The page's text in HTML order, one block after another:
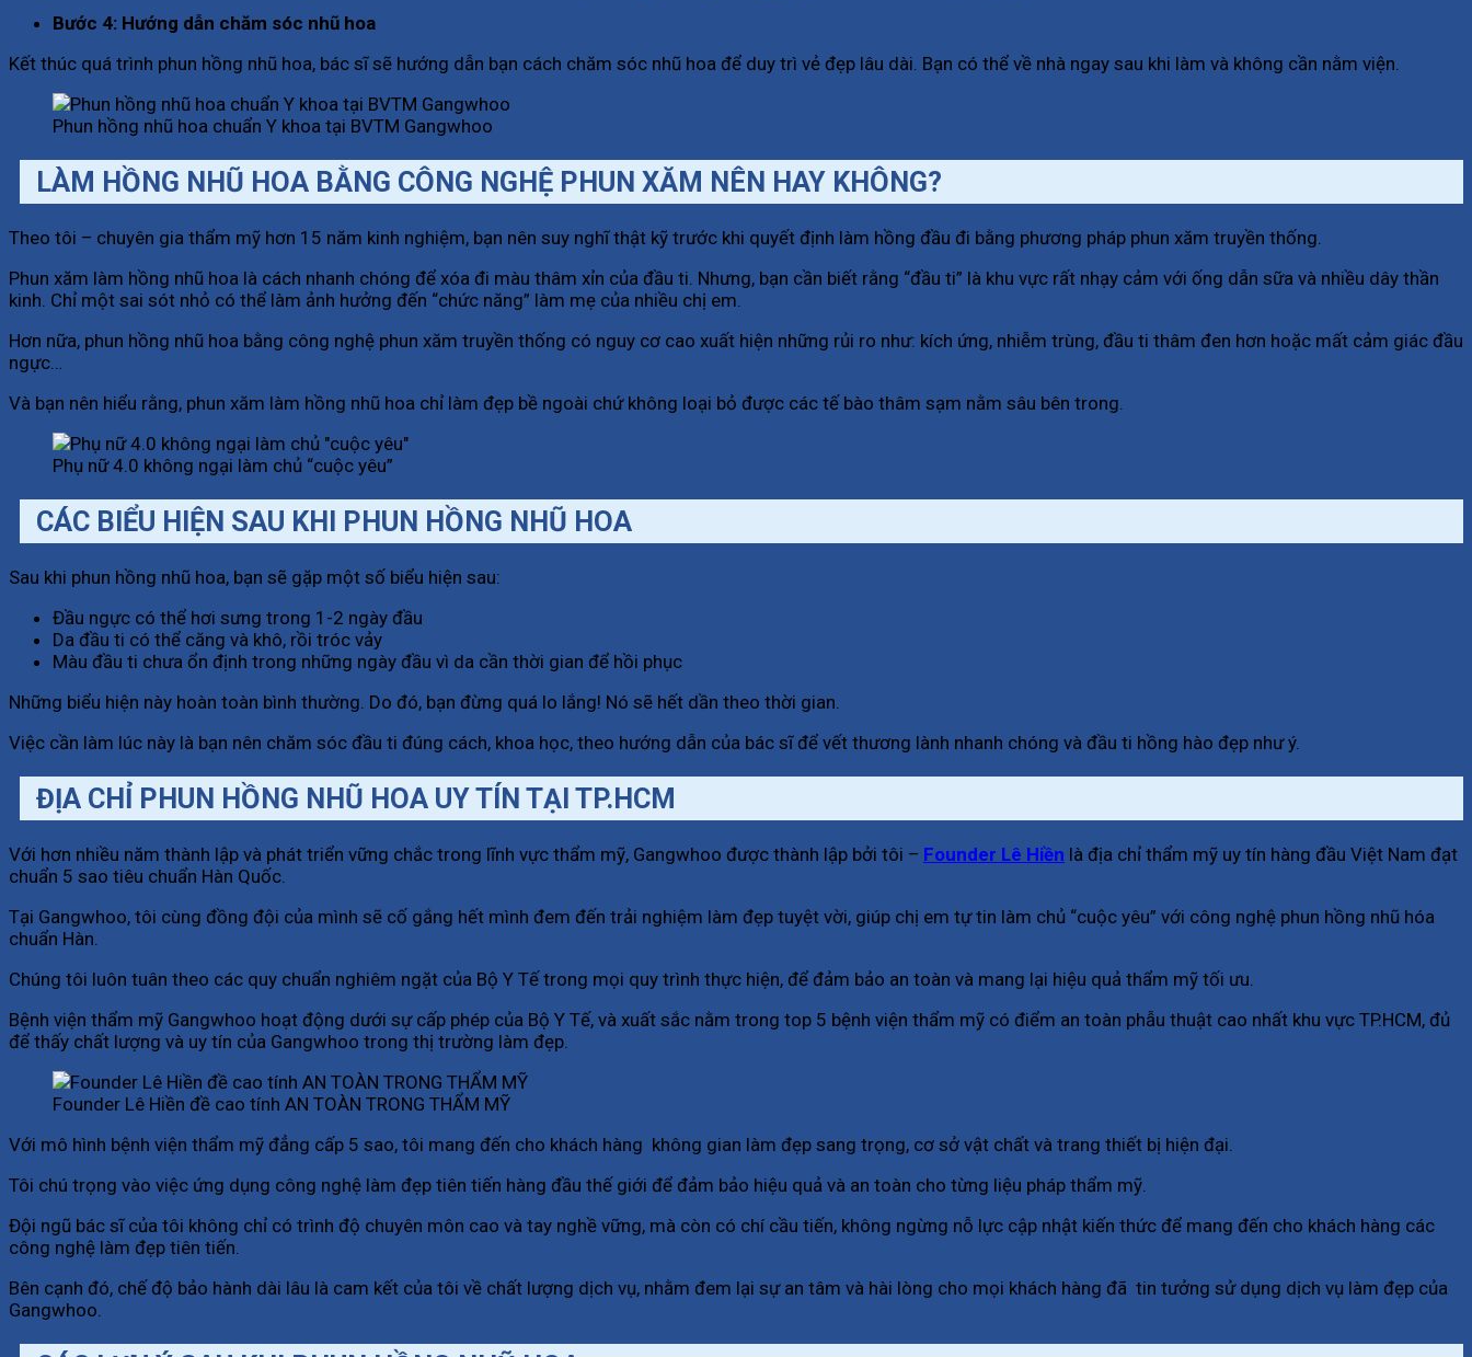
Bước 4: Hướng dẫn chăm sóc nhũ hoa
Kết thúc quá trình phun hồng nhũ hoa, bác sĩ sẽ hướng dẫn bạn cách chăm sóc nhũ hoa để duy trì vẻ đẹp lâu dài. Bạn có thể về nhà ngay sau khi làm và không cần nằm viện.
Phun hồng nhũ hoa chuẩn Y khoa tại BVTM Gangwhoo
LÀM HỒNG NHŨ HOA BẰNG CÔNG NGHỆ PHUN XĂM NÊN HAY KHÔNG?
Theo tôi – chuyên gia thẩm mỹ hơn 15 năm kinh nghiệm, bạn nên suy nghĩ thật kỹ trước khi quyết định làm hồng đầu đi bằng phương pháp phun xăm truyền thống.
Phun xăm làm hồng nhũ hoa là cách nhanh chóng để xóa đi màu thâm xỉn của đầu ti. Nhưng, bạn cần biết rằng “đầu ti” là khu vực rất nhạy cảm với ống dẫn sữa và nhiều dây thần
kinh. Chỉ một sai sót nhỏ có thể làm ảnh hưởng đến “chức năng” làm mẹ của nhiều chị em.
Hơn nữa, phun hồng nhũ hoa bằng công nghệ phun xăm truyền thống có nguy cơ cao xuất hiện những rủi ro như: kích ứng, nhiễm trùng, đầu ti thâm đen hơn hoặc mất cảm giác đầu
ngực…
Và bạn nên hiểu rằng, phun xăm làm hồng nhũ hoa chỉ làm đẹp bề ngoài chứ không loại bỏ được các tế bào thâm sạm nằm sâu bên trong.
Phụ nữ 4.0 không ngại làm chủ “cuộc yêu”
CÁC BIỂU HIỆN SAU KHI PHUN HỒNG NHŨ HOA
Sau khi phun hồng nhũ hoa, bạn sẽ gặp một số biểu hiện sau:
Đầu ngực có thể hơi sưng trong 1-2 ngày đầu
Da đầu ti có thể căng và khô, rồi tróc vảy
Màu đầu ti chưa ổn định trong những ngày đầu vì da cần thời gian để hồi phục
Những biểu hiện này hoàn toàn bình thường. Do đó, bạn đừng quá lo lắng! Nó sẽ hết dần theo thời gian.
Việc cần làm lúc này là bạn nên chăm sóc đầu ti đúng cách, khoa học, theo hướng dẫn của bác sĩ để vết thương lành nhanh chóng và đầu ti hồng hào đẹp như ý.
ĐỊA CHỈ PHUN HỒNG NHŨ HOA UY TÍN TẠI TP.HCM
Với hơn nhiều năm thành lập và phát triển vững chắc trong lĩnh vực thẩm mỹ, Gangwhoo được thành lập bởi tôi – Founder Lê Hiền là địa chỉ thẩm mỹ uy tín hàng đầu Việt Nam đạt
chuẩn 5 sao tiêu chuẩn Hàn Quốc.
Tại Gangwhoo, tôi cùng đồng đội của mình sẽ cố gắng hết mình đem đến trải nghiệm làm đẹp tuyệt vời, giúp chị em tự tin làm chủ “cuộc yêu” với công nghệ phun hồng nhũ hóa
chuẩn Hàn.
Chúng tôi luôn tuân theo các quy chuẩn nghiêm ngặt của Bộ Y Tế trong mọi quy trình thực hiện, để đảm bảo an toàn và mang lại hiệu quả thẩm mỹ tối ưu.
Bệnh viện thẩm mỹ Gangwhoo hoạt động dưới sự cấp phép của Bộ Y Tế, và xuất sắc nằm trong top 5 bệnh viện thẩm mỹ có điểm an toàn phẫu thuật cao nhất khu vực TP.HCM, đủ
để thấy chất lượng và uy tín của Gangwhoo trong thị trường làm đẹp.
Founder Lê Hiền đề cao tính AN TOÀN TRONG THẨM MỸ
Với mô hình bệnh viện thẩm mỹ đẳng cấp 5 sao, tôi mang đến cho khách hàng không gian làm đẹp sang trọng, cơ sở vật chất và trang thiết bị hiện đại.
Tôi chú trọng vào việc ứng dụng công nghệ làm đẹp tiên tiến hàng đầu thế giới để đảm bảo hiệu quả và an toàn cho từng liệu pháp thẩm mỹ.
Đội ngũ bác sĩ của tôi không chỉ có trình độ chuyên môn cao và tay nghề vững, mà còn có chí cầu tiến, không ngừng nỗ lực cập nhật kiến thức để mang đến cho khách hàng các
công nghệ làm đẹp tiên tiến.
Bên cạnh đó, chế độ bảo hành dài lâu là cam kết của tôi về chất lượng dịch vụ, nhằm đem lại sự an tâm và hài lòng cho mọi khách hàng đã tin tưởng sử dụng dịch vụ làm đẹp của
Gangwhoo.